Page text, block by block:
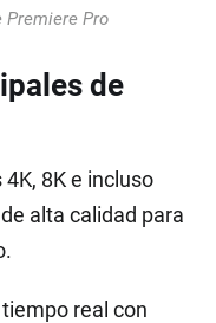
Premiere Pro
de
8K e incluso
alta calidad para
real con